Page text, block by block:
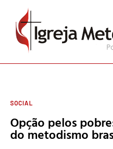
SOCIAL
Opção pelos
do metodismo